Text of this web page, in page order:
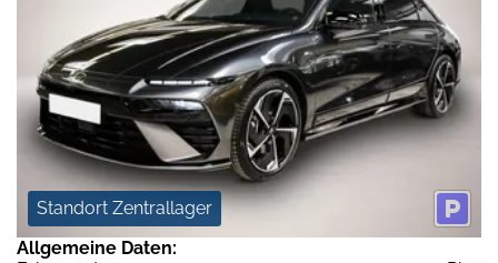
Standort Zentrallager
Allgemeine Daten: